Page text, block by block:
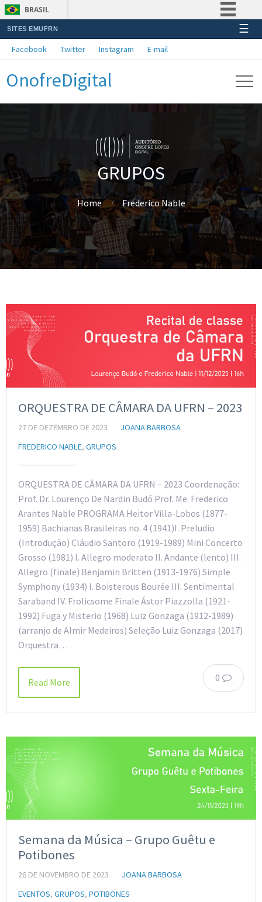
BRASIL
Simplifique!
Acesso à informação
SITES EMUFRN ☰
Facebook Twitter Instagram E-mail
OnofreDigital
GRUPOS
Home Frederico Nable
ORQUESTRA DE CÂMARA DA UFRN – 2023
27 DE DEZEMBRO DE 2023
JOANA BARBOSA
FREDERICO NABLE, GRUPOS
ORQUESTRA DE CÂMARA DA UFRN – 2023 Coordenação:
Prof. Dr. Lourenço De Nardin Budó Prof. Me. Frederico
Arantes Nable PROGRAMA Heitor Villa-Lobos (1877-
1959) Bachianas Brasileiras no. 4 (1941)I. Preludio
(Introdução) Cláudio Santoro (1919-1989) Mini Concerto
Grosso (1981) I. Allegro moderato II. Andante (lento) III.
Allegro (finale) Benjamin Britten (1913-1976) Simple
Symphony (1934) I. Boisterous Bourée III. Sentimental
Saraband IV. Frolicsome Finale Ástor Piazzolla (1921-
1992) Fuga y Misterio (1968) Luiz Gonzaga (1912-1989)
(arranjo de Almir Medeiros) Seleção Luiz Gonzaga (2017)
Orquestra…
0
Read More
Semana da Música – Grupo Guêtu e
Potibones
26 DE NOVEMBRO DE 2023
JOANA BARBOSA
EVENTOS, GRUPOS, POTIBONES